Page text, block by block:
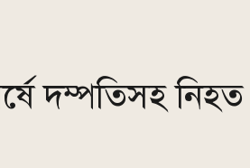
দম্পতিসহ